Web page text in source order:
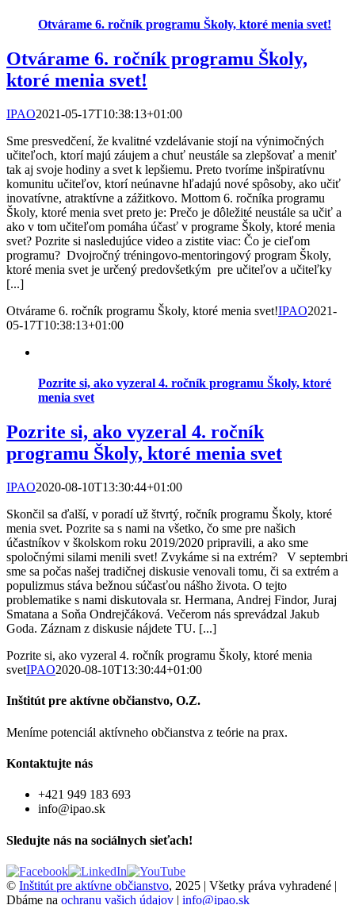
Otvárame 6. ročník programu Školy, ktoré menia svet!
Otvárame 6. ročník programu Školy,
ktoré menia svet!
IPAO2021-05-17T10:38:13+01:00
Sme presvedčení, že kvalitné vzdelávanie stojí na výnimočných
učiteľoch, ktorí majú záujem a chuť neustále sa zlepšovať a meniť
tak aj svoje hodiny a svet k lepšiemu. Preto tvoríme inšpiratívnu
komunitu učiteľov, ktorí neúnavne hľadajú nové spôsoby, ako učiť
inovatívne, atraktívne a zážitkovo. Mottom 6. ročníka programu
Školy, ktoré menia svet preto je: Prečo je dôležité neustále sa učiť a
ako v tom učiteľom pomáha účasť v programe Školy, ktoré menia
svet? Pozrite si nasledujúce video a zistite viac: Čo je cieľom
programu? Dvojročný tréningovo-mentoringový program Školy,
ktoré menia svet je určený predovšetkým pre učiteľov a učiteľky
[...]
Otvárame 6. ročník programu Školy, ktoré menia svet!IPAO2021-
05-17T10:38:13+01:00
Pozrite si, ako vyzeral 4. ročník programu Školy, ktoré
menia svet
Pozrite si, ako vyzeral 4. ročník
programu Školy, ktoré menia svet
IPAO2020-08-10T13:30:44+01:00
Skončil sa ďalší, v poradí už štvrtý, ročník programu Školy, ktoré
menia svet. Pozrite sa s nami na všetko, čo sme pre našich
účastníkov v školskom roku 2019/2020 pripravili, a ako sme
spoločnými silami menili svet! Zvykáme si na extrém? V septembri
sme sa počas našej tradičnej diskusie venovali tomu, či sa extrém a
populizmus stáva bežnou súčasťou nášho života. O tejto
problematike s nami diskutovala sr. Hermana, Andrej Findor, Juraj
Smatana a Soňa Ondrejčáková. Večerom nás sprevádzal Jakub
Goda. Záznam z diskusie nájdete TU. [...]
Pozrite si, ako vyzeral 4. ročník programu Školy, ktoré menia
svetIPAO2020-08-10T13:30:44+01:00
Inštitút pre aktívne občianstvo, O.Z.
Meníme potenciál aktívneho občianstva z teórie na prax.
Kontaktujte nás
+421 949 183 693
info@ipao.sk
Sledujte nás na sociálnych sieťach!
© Inštitút pre aktívne občianstvo, 2025 | Všetky práva vyhradené |
Dbáme na ochranu vašich údajov | info@ipao.sk